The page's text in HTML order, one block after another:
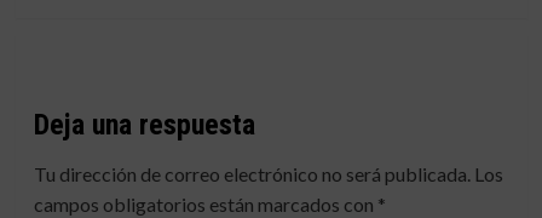
Deja una respuesta
Tu dirección de correo electrónico no será publicada. Los
campos obligatorios están marcados con *